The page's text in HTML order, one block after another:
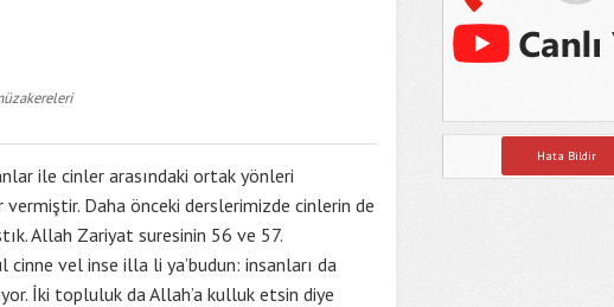
ile cinler arasındaki ortak yönleri
Daha önceki derslerimizde cinlerin de
Allah Zariyat suresinin 56 ve 57.
vel inse illa li ya’budun: insanları da
İki topluluk da Allah’a kulluk etsin diye
Hata Bildir